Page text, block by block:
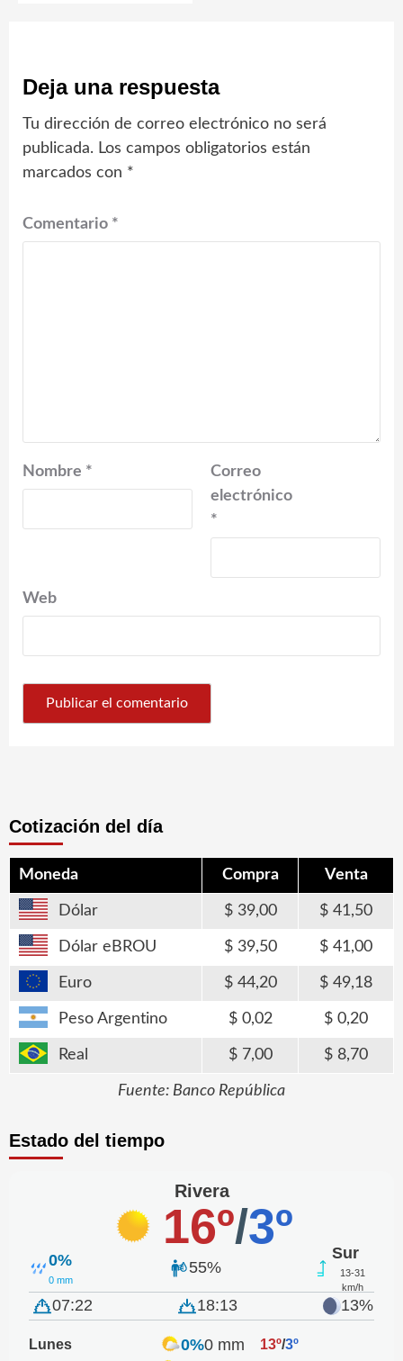
Deja una respuesta
Tu dirección de correo electrónico no será
publicada. Los campos obligatorios están
marcados con *
Comentario *
Nombre *
Correo
electrónico
*
Web
Cotización del día
Moneda Compra Venta
Dólar 39,00 41,50
Dólar eBROU 39,50 41,00
Euro 44,20 49,18
Peso Argentino 0,02 0,20
Real 7,00 8,70
Fuente: Banco República
Estado del tiempo
Rivera
16º/3º
0%
0 mm
55%
Sur
13-31
km/h
07:22 18:13 13%
Lunes 0%0 mm 13º/3º